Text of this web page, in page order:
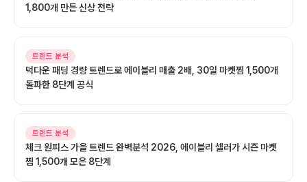
1,800개 만든 신상 전략
트렌드 분석
덕다운 패딩 경량 트렌드로 에이블리 매출 2배, 30일 마켓찜 1,500개
돌파한 8단계 공식
트렌드 분석
체크 원피스 가을 트렌드 완벽분석 2026, 에이블리 셀러가 시즌 마켓
찜 1,500개 모은 8단계